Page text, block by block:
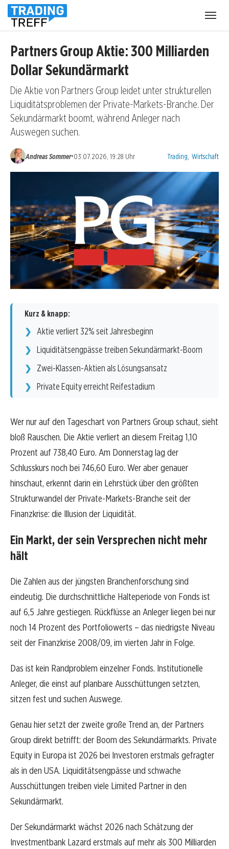
Partners Group Aktie: 300 Milliarden
Dollar Sekundärmarkt
Die Aktie von Partners Group leidet unter strukturellen
Liquiditätsproblemen der Private-Markets-Branche. Der
Sekundärmarkt boomt, während Anleger nach
Auswegen suchen.
Andreas Sommer•03.07.2026, 19:28 Uhr Kategorien:
Trading Wirtschaft
Kurz & knapp:
Aktie verliert 32% seit Jahresbeginn
Liquiditätsengpässe treiben Sekundärmarkt-Boom
Zwei-Klassen-Aktien als Lösungsansatz
Private Equity erreicht Reifestadium
Wer nur auf den Tageschart von Partners Group schaut, sieht
bloß Rauschen. Die Aktie verliert an diesem Freitag 1,10
Prozent auf 738,40 Euro. Am Donnerstag lag der
Schlusskurs noch bei 746,60 Euro. Wer aber genauer
hinschaut, erkennt darin ein Lehrstück über den größten
Strukturwandel der Private-Markets-Branche seit der
Finanzkrise: die Illusion der Liquidität.
Ein Markt, der sein Versprechen nicht mehr
hält
Die Zahlen aus der jüngsten Branchenforschung sind
eindeutig. Die durchschnittliche Halteperiode von Fonds ist
auf 6,5 Jahre gestiegen. Rückflüsse an Anleger liegen bei nur
noch 14 Prozent des Portfoliowerts – das niedrigste Niveau
seit der Finanzkrise 2008/09, im vierten Jahr in Folge.
Das ist kein Randproblem einzelner Fonds. Institutionelle
Anleger, die einst auf planbare Ausschüttungen setzten,
sitzen fest und suchen Auswege.
Genau hier setzt der zweite große Trend an, der Partners
Group direkt betrifft: der Boom des Sekundärmarkts. Private
Equity in Europa ist 2026 bei Investoren erstmals gefragter
als in den USA. Liquiditätsengpässe und schwache
Ausschüttungen treiben viele Limited Partner in den
Sekundärmarkt.
Der Sekundärmarkt wächst 2026 nach Schätzung der
Investmentbank Lazard erstmals auf mehr als 300 Milliarden